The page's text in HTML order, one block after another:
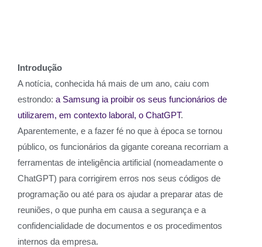
Introdução
A notícia, conhecida há mais de um ano, caiu com
estrondo: a Samsung ia proibir os seus funcionários de
utilizarem, em contexto laboral, o ChatGPT.
Aparentemente, e a fazer fé no que à época se tornou
público, os funcionários da gigante coreana recorriam a
ferramentas de inteligência artificial (nomeadamente o
ChatGPT) para corrigirem erros nos seus códigos de
programação ou até para os ajudar a preparar atas de
reuniões, o que punha em causa a segurança e a
confidencialidade de documentos e os procedimentos
internos da empresa.